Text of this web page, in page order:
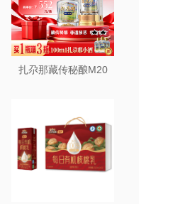
扎尕那藏传秘酿M20